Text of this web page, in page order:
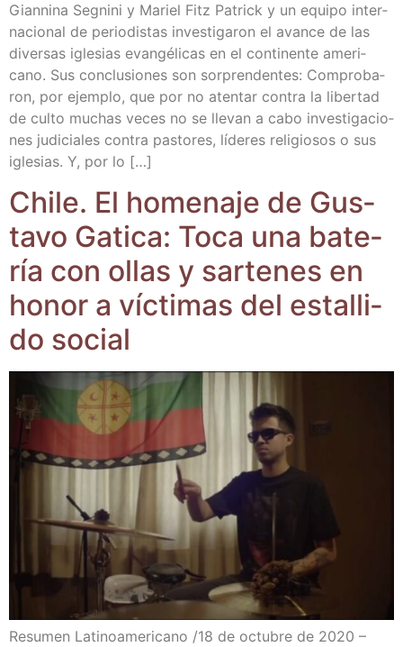
Gian­ni­na Seg­ni­ni y Mariel Fitz Patrick y un equi­po inter­
na­cio­nal de perio­dis­tas inves­ti­ga­ron el avan­ce de las
diver­sas igle­sias evan­gé­li­cas en el con­ti­nen­te ame­ri­
cano. Sus con­clu­sio­nes son sor­pren­den­tes: Com­pro­ba­
ron, por ejem­plo, que por no aten­tar con­tra la liber­tad
de cul­to muchas veces no se lle­van a cabo inves­ti­ga­cio­
nes judi­cia­les con­tra pas­to­res, líde­res reli­gio­sos o sus
igle­sias. Y, por lo […]
Chi­le. El home­na­je de Gus­
ta­vo Gati­ca: Toca una bate­
ría con ollas y sar­te­nes en
honor a víc­ti­mas del esta­lli­
do social
Resu­men Lati­no­ame­ri­cano /​18 de octu­bre de 2020 –